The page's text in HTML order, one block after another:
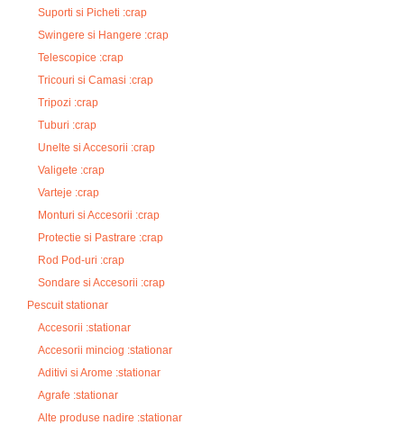
Suporti si Picheti :crap
Swingere si Hangere :crap
Telescopice :crap
Tricouri si Camasi :crap
Tripozi :crap
Tuburi :crap
Unelte si Accesorii :crap
Valigete :crap
Varteje :crap
Monturi si Accesorii :crap
Protectie si Pastrare :crap
Rod Pod-uri :crap
Sondare si Accesorii :crap
Pescuit stationar
Accesorii :stationar
Accesorii minciog :stationar
Aditivi si Arome :stationar
Agrafe :stationar
Alte produse nadire :stationar